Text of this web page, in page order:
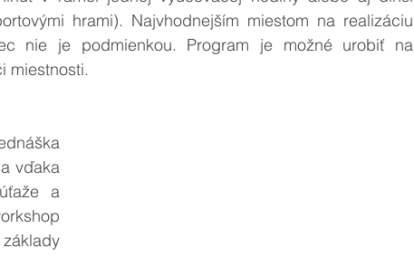
hrami). Najvhodnejším miestom na realizáciu
nie je podmienkou. Program je možné urobiť na
miestnosti.
vďaka
a